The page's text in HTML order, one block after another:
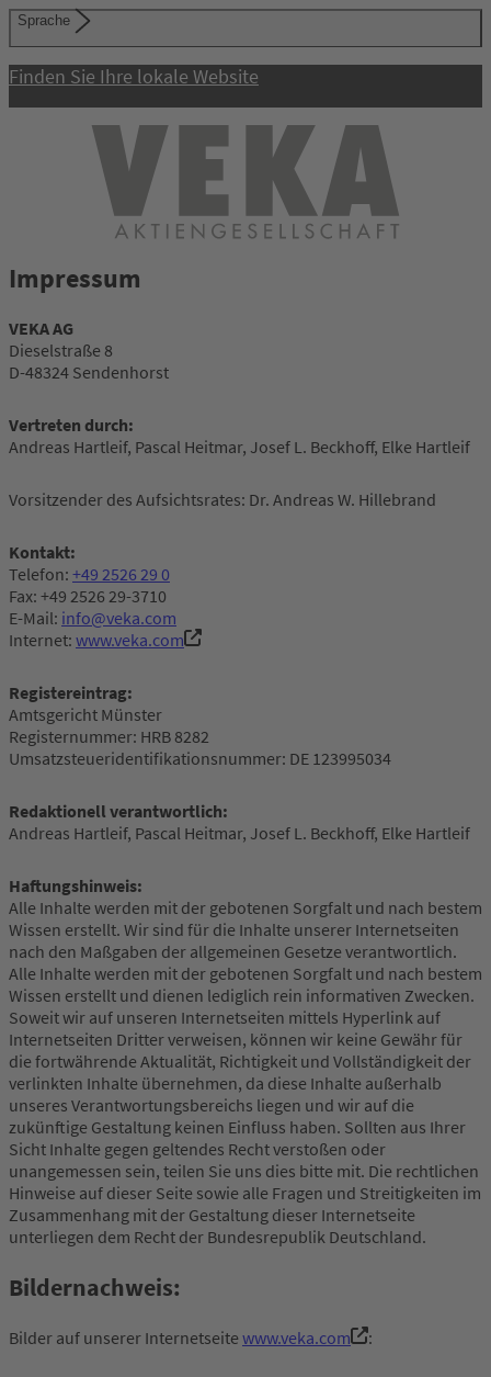
Sprache
Finden Sie Ihre lokale Website
Impressum
VEKA AG
Dieselstraße 8
D-48324 Sendenhorst
Vertreten durch:
Andreas Hartleif, Pascal Heitmar, Josef L. Beckhoff, Elke Hartleif
Vorsitzender des Aufsichtsrates: Dr. Andreas W. Hillebrand
Kontakt:
Telefon: +49 2526 29 0
Fax: +49 2526 29-3710
E-Mail: info@veka.com
Internet: www.veka.com
Registereintrag:
Amtsgericht Münster
Registernummer: HRB 8282
Umsatzsteueridentifikationsnummer: DE 123995034
Redaktionell verantwortlich:
Andreas Hartleif, Pascal Heitmar, Josef L. Beckhoff, Elke Hartleif
Haftungshinweis:
Alle Inhalte werden mit der gebotenen Sorgfalt und nach bestem
Wissen erstellt. Wir sind für die Inhalte unserer Internetseiten
nach den Maßgaben der allgemeinen Gesetze verantwortlich.
Alle Inhalte werden mit der gebotenen Sorgfalt und nach bestem
Wissen erstellt und dienen lediglich rein informativen Zwecken.
Soweit wir auf unseren Internetseiten mittels Hyperlink auf
Internetseiten Dritter verweisen, können wir keine Gewähr für
die fortwährende Aktualität, Richtigkeit und Vollständigkeit der
verlinkten Inhalte übernehmen, da diese Inhalte außerhalb
unseres Verantwortungsbereichs liegen und wir auf die
zukünftige Gestaltung keinen Einfluss haben. Sollten aus Ihrer
Sicht Inhalte gegen geltendes Recht verstoßen oder
unangemessen sein, teilen Sie uns dies bitte mit. Die rechtlichen
Hinweise auf dieser Seite sowie alle Fragen und Streitigkeiten im
Zusammenhang mit der Gestaltung dieser Internetseite
unterliegen dem Recht der Bundesrepublik Deutschland.
Bildernachweis:
Bilder auf unserer Internetseitewww.veka.com :